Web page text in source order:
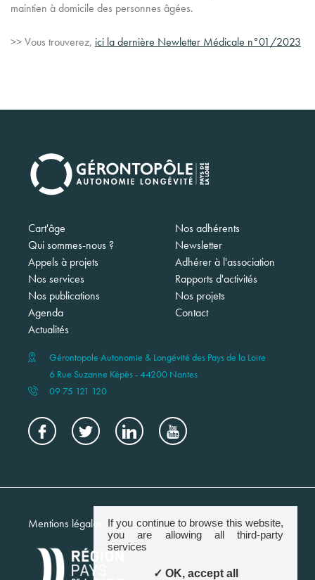
maintien à domicile des personnes âgées.
>> Vous trouverez, ici la dernière Newletter Médicale n°01/2023
Navigation
principale
Cart'âge
Qui sommes-nous ?
Appels à projets
Nos services
Nos publications
Agenda
Actualités
Nos adhérents
Newsletter
Adhérer à l'association
Rapports d'activités
Nos projets
Contact
Gérontopole Autonomie & Longévité des Pays de la Loire
6 Rue Suzanne Képès - 44200 Nantes
09 75 121 120
Mentions légales CréditsMenu
footerNewsletter
If you continue to browse this website,
you are allowing all third-party
services
✓ OK, accept all